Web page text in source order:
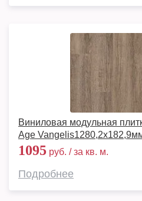
Виниловая модульная
Age
1095 руб. / за кв. м.
Подробнее